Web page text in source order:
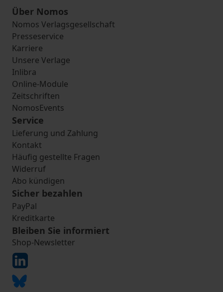
Über Nomos
Nomos Verlagsgesellschaft
Presseservice
Karriere
Unsere Verlage
Inlibra
Online-Module
Zeitschriften
NomosEvents
Service
Lieferung und Zahlung
Kontakt
Häufig gestellte Fragen
Widerruf
Abo kündigen
Sicher bezahlen
PayPal
Kreditkarte
Bleiben Sie informiert
Shop-Newsletter